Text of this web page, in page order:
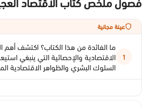
عينة مجانية
1
ما الفائدة من هذا الكتاب؟ اكتشف أهم
الاقتصادية والإحصائية التي ينبغي
السلوك البشري والظواهر الاقتصادية